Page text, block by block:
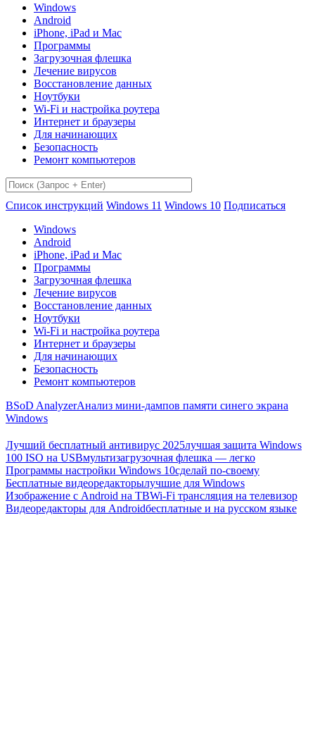
Windows
Android
iPhone, iPad и Mac
Программы
Загрузочная флешка
Лечение вирусов
Восстановление данных
Ноутбуки
Wi-Fi и настройка роутера
Интернет и браузеры
Для начинающих
Безопасность
Ремонт компьютеров
Список инструкций Windows 11 Windows 10 Подписаться
Windows
Android
iPhone, iPad и Mac
Программы
Загрузочная флешка
Лечение вирусов
Восстановление данных
Ноутбуки
Wi-Fi и настройка роутера
Интернет и браузеры
Для начинающих
Безопасность
Ремонт компьютеров
BSoD AnalyzerАнализ мини-дампов памяти синего экрана
Windows
Лучший бесплатный антивирус 2025лучшая защита Windows
100 ISO на USBмультизагрузочная флешка — легко
Программы настройки Windows 10сделай по-своему
Бесплатные видеоредакторылучшие для Windows
Изображение с Android на ТВWi-Fi трансляция на телевизор
Видеоредакторы для Androidбесплатные и на русском языке